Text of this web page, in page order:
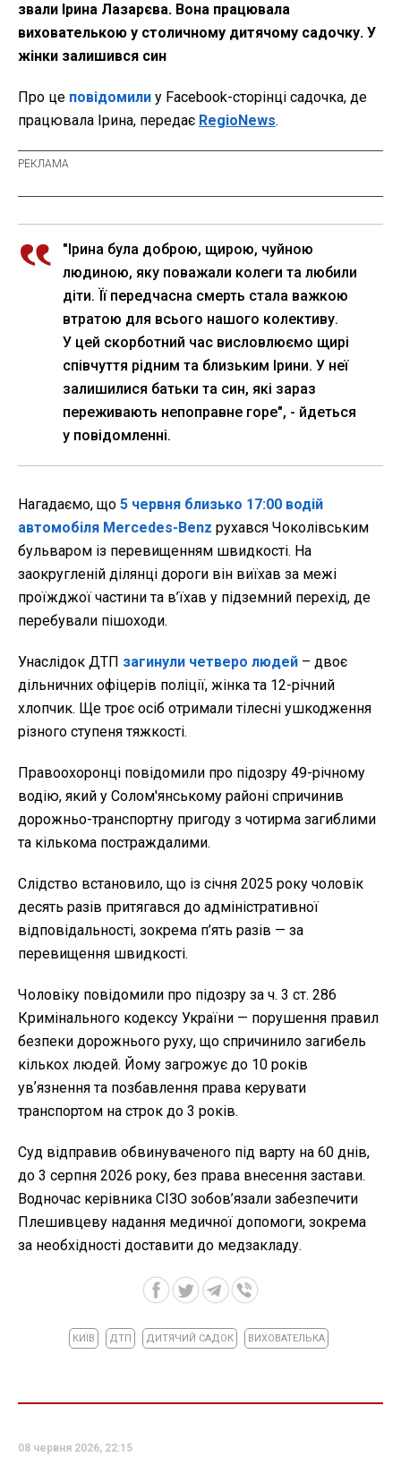
звали Ірина Лазарєва. Вона працювала
вихователькою у столичному дитячому садочку. У
жінки залишився син
Про це повідомили у Facebook-сторінці садочка, де
працювала Ірина, передає RegioNews.
"Ірина була доброю, щирою, чуйною
людиною, яку поважали колеги та любили
діти. Її передчасна смерть стала важкою
втратою для всього нашого колективу.
У цей скорботний час висловлюємо щирі
співчуття рідним та близьким Ірини. У неї
залишилися батьки та син, які зараз
переживають непоправне горе", - йдеться
у повідомленні.
Нагадаємо, що 5 червня близько 17:00 водій
автомобіля Mercedes-Benz рухався Чоколівським
бульваром із перевищенням швидкості. На
заокругленій ділянці дороги він виїхав за межі
проїжджої частини та в’їхав у підземний перехід, де
перебували пішоходи.
Унаслідок ДТП загинули четверо людей – двоє
дільничних офіцерів поліції, жінка та 12-річний
хлопчик. Ще троє осіб отримали тілесні ушкодження
різного ступеня тяжкості.
Правоохоронці повідомили про підозру 49-річному
водію, який у Солом'янському районі спричинив
дорожньо-транспортну пригоду з чотирма загиблими
та кількома постраждалими.
Слідство встановило, що із січня 2025 року чоловік
десять разів притягався до адміністративної
відповідальності, зокрема п’ять разів — за
перевищення швидкості.
Чоловіку повідомили про підозру за ч. 3 ст. 286
Кримінального кодексу України — порушення правил
безпеки дорожнього руху, що спричинило загибель
кількох людей. Йому загрожує до 10 років
увʼязнення та позбавлення права керувати
транспортом на строк до 3 років.
Суд відправив обвинуваченого під варту на 60 днів,
до 3 серпня 2026 року, без права внесення застави.
Водночас керівника СІЗО зобов’язали забезпечити
Плешивцеву надання медичної допомоги, зокрема
за необхідності доставити до медзакладу.
КИЇВ ДТП ДИТЯЧИЙ САДОК ВИХОВАТЕЛЬКА
08 червня 2026, 22:15